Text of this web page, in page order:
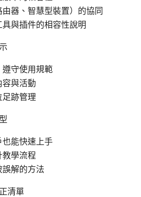
器、智慧型裝置）的協同
與插件的相容性說明
守使用規範
容與活動
足跡管理
能快速上手
學流程
解的方法
清單